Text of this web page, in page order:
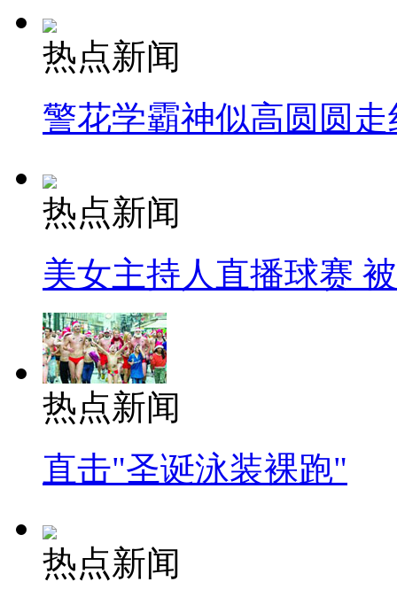
热点新闻
警花学霸神似高圆圆走
热点新闻
美女主持人直播球赛
热点新闻
直击"圣诞泳装裸跑"
热点新闻